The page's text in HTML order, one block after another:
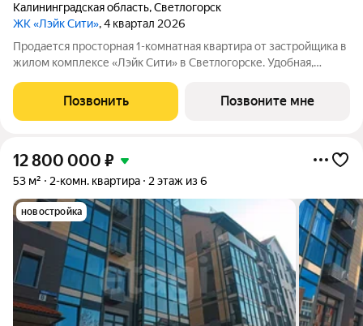
Калининградская область,Светлогорск
ЖК «Лэйк Сити», 4 квартал 2026
Продается просторная 1-комнатная квартира от застройщика в
жилом комплексе «Лэйк Сити» в Светлогорске. Удобная,
кухня-гостиная 17.62 м, вместительная прихожая 4 м. Общая
площадь квартиры - 41.38 м,
Позвонить Позвоните мне
12 800 000 ₽
53 м² 2-комн. квартира 2 этаж из 6
новостройка